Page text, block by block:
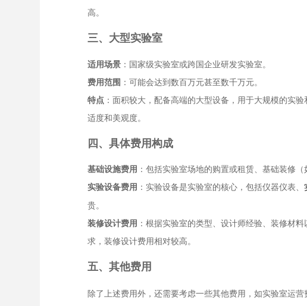
高。
三、大型实验室
适用场景 ：国家级实验室或跨国企业研发实验室。
费用范围 ：可能会达到数百万元甚至数千万元。
特点 ：面积较大，配备高端的大型设备，用于大规模的实
适度和美观度。
四、具体费用构成
基础设施费用 ：包括实验室场地的购置或租赁、基础装修
实验设备费用 ：实验设备是实验室的核心，包括仪器仪表、
贵。
装修设计费用 ：根据实验室的类型、设计师经验、装修材
求，装修设计费用相对较高。
五、其他费用
除了上述费用外，还需要考虑一些其他费用，如实验室运